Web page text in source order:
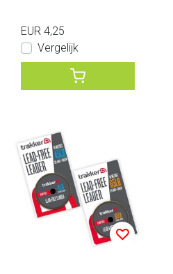
EUR 4,25
Vergelijk